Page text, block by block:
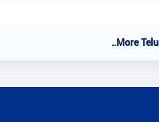
..More